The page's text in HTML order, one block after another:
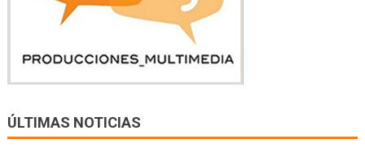
ÚLTIMAS NOTICIAS